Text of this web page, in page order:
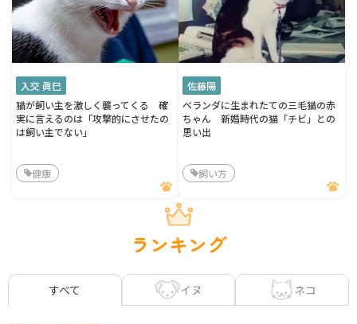
入交 眞巳
猫が飼い主を激しく襲ってくる 確
実に言えるのは「攻撃的にさせたの
は飼い主でない」
健康
佐藤陽
ベランダに生まれたての三毛猫の赤
ちゃん 新婚時代の猫「チビ」との
思い出
飼い方
ランキング
すべて イヌ ネコ